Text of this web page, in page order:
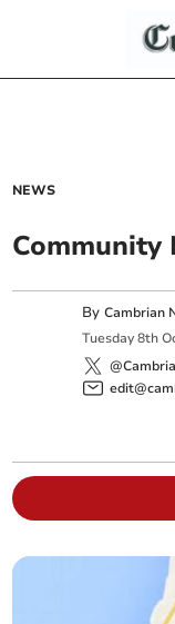
NEWS
Community
ByCambrian
Tuesday 8th